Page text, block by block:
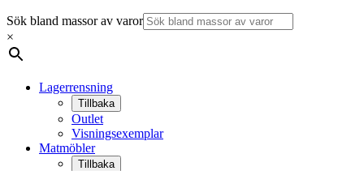
Sök bland massor av varor
×
Lagerrensning
Tillbaka
Outlet
Visningsexemplar
Matmöbler
Tillbaka